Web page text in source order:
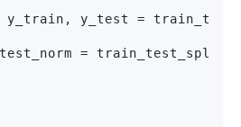
y_test =
=